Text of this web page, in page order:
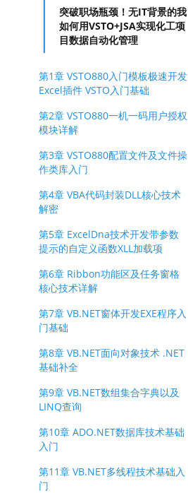
突破职场瓶颈！无IT背景的我
如何用VSTO+JSA实现化工项
目数据自动化管理
第1章 VSTO880入门模板极速开发
Excel插件 VSTO入门基础
第2章 VSTO880一机一码用户授权
模块详解
第3章 VSTO880配置文件及文件操
作类库入门
第4章 VBA代码封装DLL核心技术
解密
第5章 ExcelDna技术开发带参数
提示的自定义函数XLL加载项
第6章 Ribbon功能区及任务窗格
核心技术详解
第7章 VB.NET窗体开发EXE程序入
门基础
第8章 VB.NET面向对象技术 .NET
基础补全
第9章 VB.NET数组集合字典以及
LINQ查询
第10章 ADO.NET数据库技术基础
入门
第11章 VB.NET多线程技术基础入
门